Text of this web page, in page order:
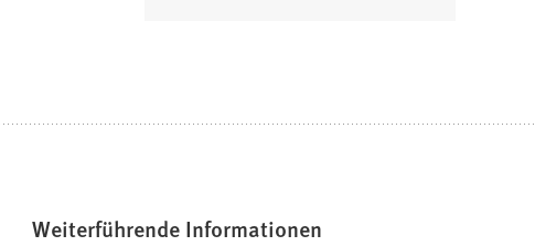
Weiterführende Informationen